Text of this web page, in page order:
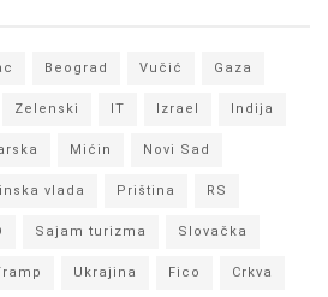
Beograd Vučić Gaza
Zelenski IT Izrael Indija
Mićin Novi Sad
vlada Priština RS
Sajam turizma Slovačka
Ukrajina Fico Crkva